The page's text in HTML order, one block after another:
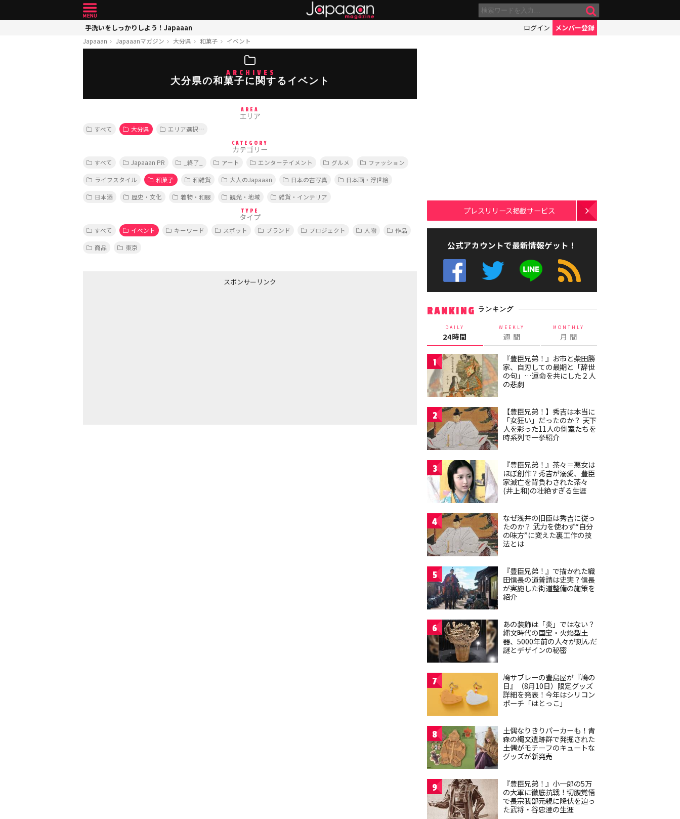
手洗いをしっかりしよう！Japaaan ログイン メンバー登録
Japaaan Japaaanマガジン 大分県 和菓子 イベント
ARCHIVES
大分県の和菓子に関するイベント
AREA
エリア
すべて 大分県 エリア選択…
CATEGORY
カテゴリー
すべて Japaaan PR _終了_ アート エンターテイメント グルメ
ファッション
ライフスタイル
和菓子 和雑貨 大人のJapaaan 日本の古写真
日本画・浮世絵
日本酒
歴史・文化 着物・和服 観光・地域 雑貨・インテリア
TYPE
タイプ
すべて イベント キーワード スポット ブランド プロジェクト 人物
作品
商品
東京
スポンサーリンク
プレスリリース掲載サービス
公式アカウントで最新情報ゲット！
RANKING ランキング
DAILY
24時間
WEEKLY
週 間
MONTHLY
月 間
1
『豊臣兄弟！』お市と柴田勝
家、自刃しての最期と「辞世
の句」…運命を共にした２人
の悲劇
2
【豊臣兄弟！】秀吉は本当に
「女狂い」だったのか？ 天下
人を彩った11人の側室たちを
時系列で一挙紹介
3
『豊臣兄弟！』茶々＝悪女は
ほぼ創作？秀吉が溺愛、豊臣
家滅亡を背負わされた茶々
(井上和)の壮絶すぎる生涯
4
なぜ浅井の旧臣は秀吉に従っ
たのか？ 武力を使わず“自分
の味方”に変えた裏工作の技
法とは
5
『豊臣兄弟！』で描かれた織
田信長の道普請は史実？信長
が実施した街道整備の施策を
紹介
6
あの装飾は「炎」ではない？
縄文時代の国宝・火焔型土
器、5000年前の人々が刻んだ
謎とデザインの秘密
7
鳩サブレーの豊島屋が『鳩の
日』（8月10日）限定グッズ
詳細を発表！今年はシリコン
ポーチ「はとっこ」
8
土偶なりきりパーカーも！青
森の縄文遺跡群で発掘された
土偶がモチーフのキュートな
グッズが新発売
9
『豊臣兄弟！』小一郎の5万
の大軍に徹底抗戦！切腹覚悟
で長宗我部元親に降伏を迫っ
た武将・谷忠澄の生涯